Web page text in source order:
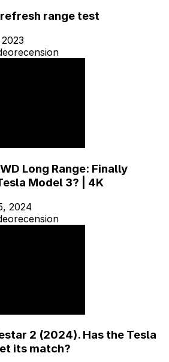
range test
Long Range: Finally
Model 3? | 4K
2024
2 (2024). Has the Tesla
its match?